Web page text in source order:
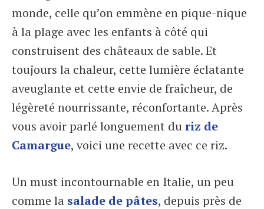
monde, celle qu’on emmène en pique-nique
à la plage avec les enfants à côté qui
construisent des châteaux de sable. Et
toujours la chaleur, cette lumière éclatante
aveuglante et cette envie de fraîcheur, de
légèreté nourrissante, réconfortante. Après
vous avoir parlé longuement du riz de
Camargue, voici une recette avec ce riz.
Un must incontournable en Italie, un peu
comme la salade de pâtes, depuis près de